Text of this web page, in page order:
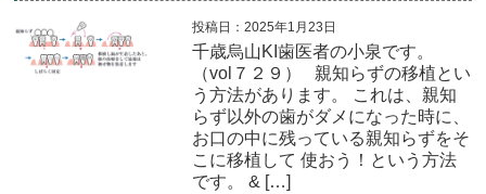
投稿日：2025年1月23日
千歳烏山KI歯医者の小泉です。
（vol７２９） 親知らずの移植とい
う方法があります。 これは、親知
らず以外の歯がダメになった時に、
お口の中に残っている親知らずをそ
こに移植して 使おう！という方法
です。 & […]